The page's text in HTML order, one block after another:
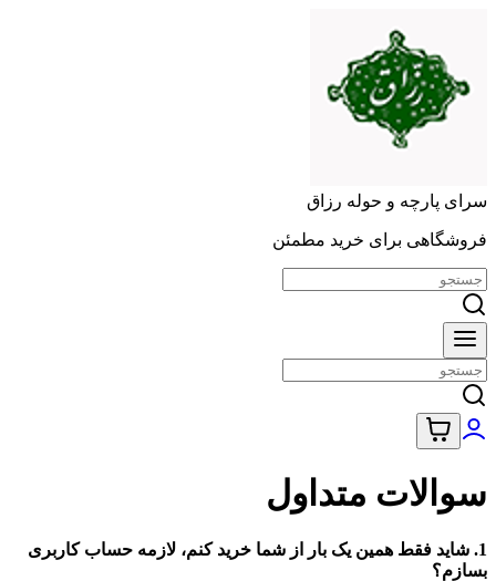
سرای پارچه و حوله رزاق
فروشگاهی برای خرید مطمئن
سوالات متداول
1. شاید فقط همین یک بار از شما خرید کنم، لازمه حساب کاربری
بسازم؟